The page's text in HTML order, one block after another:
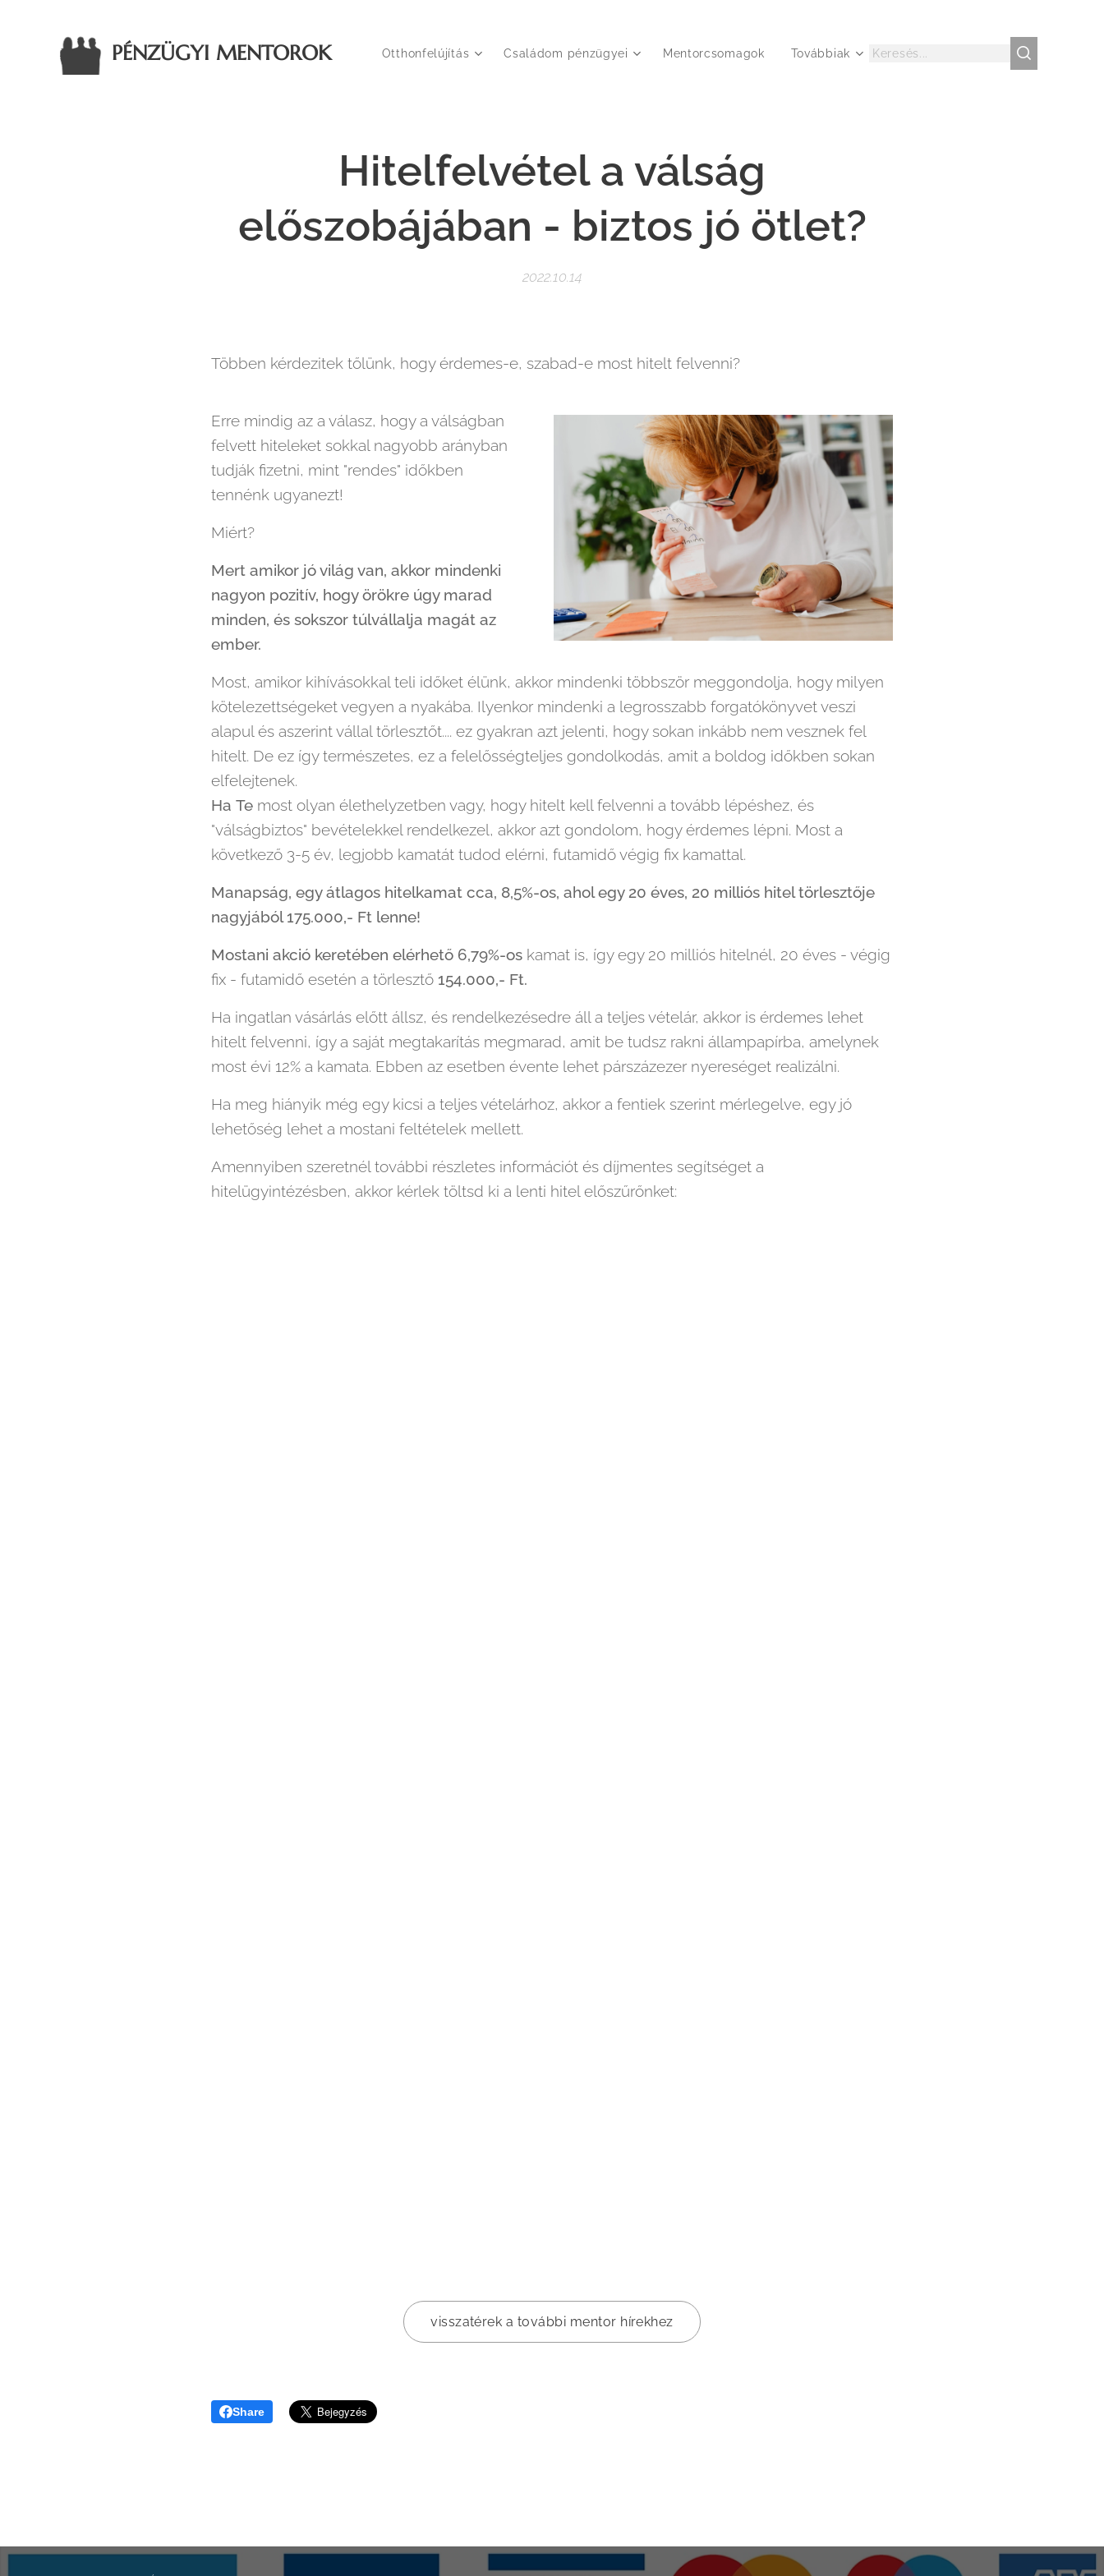
PÉNZÜGYI MENTOROK Otthonfelújítás Családom pénzügyei Mentorcsomagok Továbbiak
Hitelfelvétel a válság
előszobájában - biztos jó ötlet?
2022.10.14
Többen kérdezitek tőlünk, hogy érdemes-e, szabad-e most hitelt felvenni?
Erre mindig az a válasz, hogy a válságban
felvett hiteleket sokkal nagyobb arányban
tudják fizetni, mint "rendes" időkben
tennénk ugyanezt!
Miért?
Mert amikor jó világ van, akkor mindenki
nagyon pozitív, hogy örökre úgy marad
minden, és sokszor túlvállalja magát az
ember.
Most, amikor kihívásokkal teli időket élünk, akkor mindenki többször meggondolja, hogy milyen
kötelezettségeket vegyen a nyakába. Ilyenkor mindenki a legrosszabb forgatókönyvet veszi
alapul és aszerint vállal törlesztőt.... ez gyakran azt jelenti, hogy sokan inkább nem vesznek fel
hitelt. De ez így természetes, ez a felelősségteljes gondolkodás, amit a boldog időkben sokan
elfelejtenek.
Ha Te most olyan élethelyzetben vagy, hogy hitelt kell felvenni a tovább lépéshez, és
"válságbiztos" bevételekkel rendelkezel, akkor azt gondolom, hogy érdemes lépni. Most a
következő 3-5 év, legjobb kamatát tudod elérni, futamidő végig fix kamattal.
Manapság, egy átlagos hitelkamat cca, 8,5%-os, ahol egy 20 éves, 20 milliós hitel törlesztője
nagyjából 175.000,- Ft lenne!
Mostani akció keretében elérhető 6,79%-os kamat is, így egy 20 milliós hitelnél, 20 éves - végig
fix - futamidő esetén a törlesztő 154.000,- Ft.
Ha ingatlan vásárlás előtt állsz, és rendelkezésedre áll a teljes vételár, akkor is érdemes lehet
hitelt felvenni, így a saját megtakarítás megmarad, amit be tudsz rakni állampapírba, amelynek
most évi 12% a kamata. Ebben az esetben évente lehet párszázezer nyereséget realizálni.
Ha meg hiányik még egy kicsi a teljes vételárhoz, akkor a fentiek szerint mérlegelve, egy jó
lehetőség lehet a mostani feltételek mellett.
Amennyiben szeretnél további részletes információt és díjmentes segítséget a
hitelügyintézésben, akkor kérlek töltsd ki a lenti hitel előszűrőnket:
visszatérek a további mentor hírekhez
Share